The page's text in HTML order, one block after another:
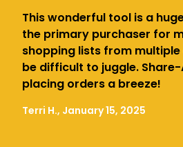
This wonderful tool is a
the primary purchaser for
shopping lists from
be difficult to juggle.
placing orders a breeze!
Terri H., January 15, 2025